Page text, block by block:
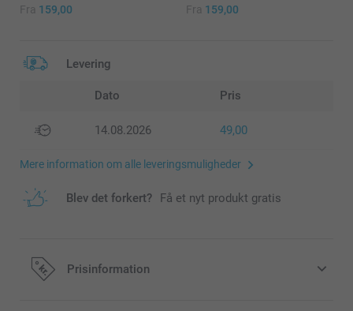
Fra 159,00 Fra 159,00
Levering
Dato Pris
14.08.2026 49,00
Mere information om alle leveringsmuligheder
Blev det forkert? Få et nyt produkt gratis
Prisinformation